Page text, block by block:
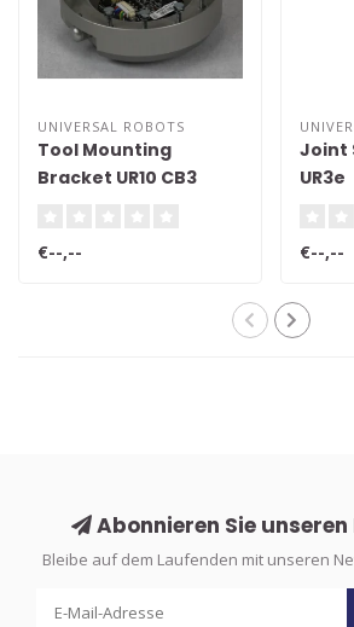
UNIVERSAL ROBOTS
Tool Mounting
Bracket UR10 CB3
€--,--
Joint
UR3e
€--,--
Abonnieren Sie
Bleibe auf dem Laufenden mit unseren